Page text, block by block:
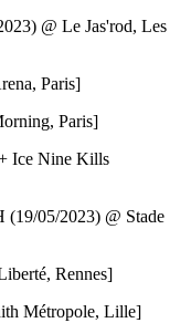
@ Le Jas'rod, Les
Paris]
Paris]
Ice Nine Kills
05/2023) @ Stade
Rennes]
Métropole, Lille]